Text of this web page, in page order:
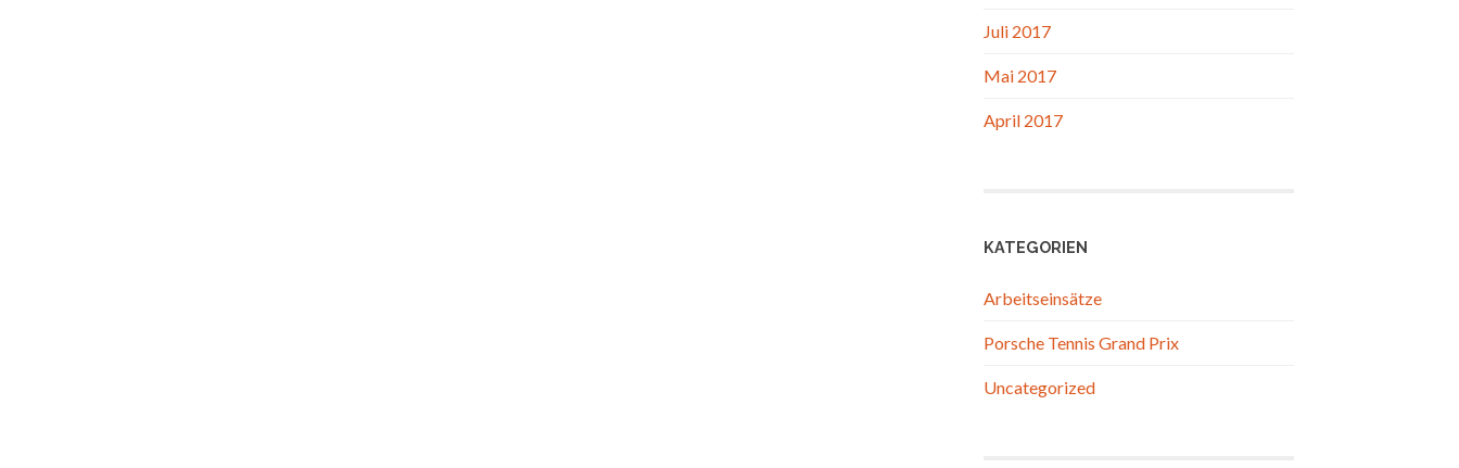
Juli 2017
Mai 2017
April 2017
KATEGORIEN
Arbeitseinsätze
Porsche Tennis Grand Prix
Uncategorized